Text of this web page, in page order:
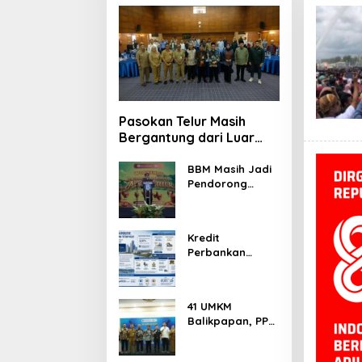
Pasokan Telur Masih
Bergantung dari Luar
Siapkan Peternak Baru
BBM Masih Jadi
Pendorong
Balikpapan dan
PPU Terkendali
Kredit
Perbankan
Jadi Penggerak
Utama
41 UMKM
Balikpapan, PPU,
METRO
IKN